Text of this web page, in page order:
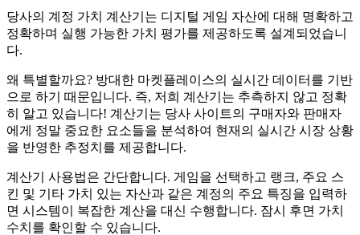
당사의 계정 가치 계산기는 디지털 게임 자산에 대해 명확하고
정확하며 실행 가능한 가치 평가를 제공하도록 설계되었습니
다.
왜 특별할까요? 방대한 마켓플레이스의 실시간 데이터를 기반
으로 하기 때문입니다. 즉, 저희 계산기는 추측하지 않고 정확
히 알고 있습니다! 계산기는 당사 사이트의 구매자와 판매자
에게 정말 중요한 요소들을 분석하여 현재의 실시간 시장 상황
을 반영한 추정치를 제공합니다.
계산기 사용법은 간단합니다. 게임을 선택하고 랭크, 주요 스
킨 및 기타 가치 있는 자산과 같은 계정의 주요 특징을 입력하
면 시스템이 복잡한 계산을 대신 수행합니다. 잠시 후면 가치
수치를 확인할 수 있습니다.